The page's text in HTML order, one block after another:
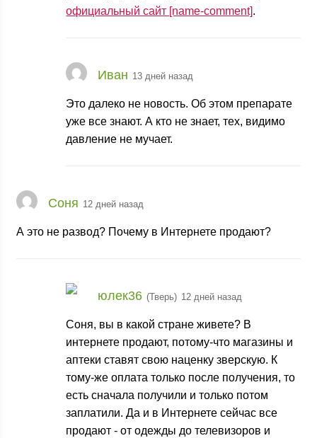
официальный сайт [name-comment].
Иван 13 дней назад
Это далеко не новость. Об этом препарате
уже все знают. А кто не знает, тех, видимо
давление не мучает.
Соня 12 дней назад
А это не развод? Почему в Интернете продают?
юлек36 (Тверь) 12 дней назад
Соня, вы в какой стране живете? В
интернете продают, потому-что магазины и
аптеки ставят свою наценку зверскую. К
тому-же оплата только после получения, то
есть сначала получили и только потом
заплатили. Да и в Интернете сейчас все
продают - от одежды до телевизоров и